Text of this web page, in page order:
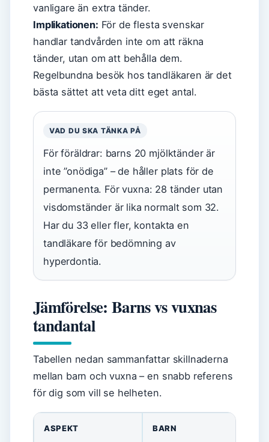
vanligare än extra tänder.
Implikationen: För de flesta svenskar
handlar tandvården inte om att räkna
tänder, utan om att behålla dem.
Regelbundna besök hos tandläkaren är det
bästa sättet att veta ditt eget antal.
VAD DU SKA TÄNKA PÅ
För föräldrar: barns 20 mjölktänder är
inte ”onödiga” – de håller plats för de
permanenta. För vuxna: 28 tänder utan
visdomständer är lika normalt som 32.
Har du 33 eller fler, kontakta en
tandläkare för bedömning av
hyperdontia.
Jämförelse: Barns vs vuxnas
tandantal
Tabellen nedan sammanfattar skillnaderna
mellan barn och vuxna – en snabb referens
för dig som vill se helheten.
ASPEKT BARN